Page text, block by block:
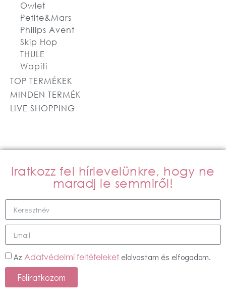
Owlet
Petite&Mars
Philips Avent
Skip Hop
THULE
Wapiti
TOP TERMÉKEK
MINDEN TERMÉK
LIVE SHOPPING
Iratkozz fel hírlevelünkre, hogy ne
maradj le semmiről!
Az Adatvédelmi feltételeket elolvastam és elfogadom.
Feliratkozom